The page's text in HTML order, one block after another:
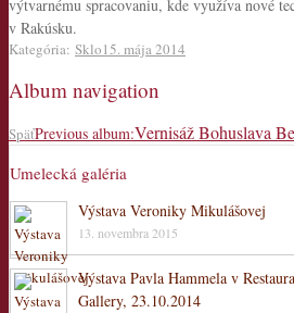
výtvarnému spracovaniu, kde využíva nové
v Rakúsku.
Kategória: Sklo15. mája 2014
Album navigation
SpäťPrevious album:Vernisáž Bohuslava
Umelecká galéria
Výstava Veroniky Mikulášovej
13. novembra 2015
Výstava Pavla Hammela v
Gallery, 23.10.2014